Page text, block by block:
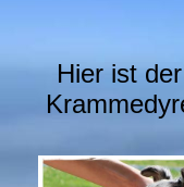
Hier ist